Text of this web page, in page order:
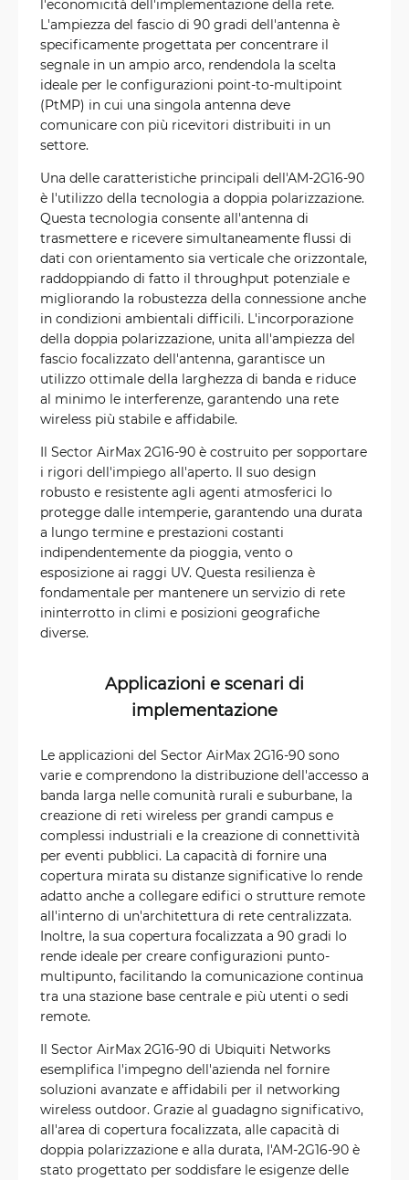
l'economicità dell'implementazione della rete.
L'ampiezza del fascio di 90 gradi dell'antenna è
specificamente progettata per concentrare il
segnale in un ampio arco, rendendola la scelta
ideale per le configurazioni point-to-multipoint
(PtMP) in cui una singola antenna deve
comunicare con più ricevitori distribuiti in un
settore.
Una delle caratteristiche principali dell'AM-2G16-90
è l'utilizzo della tecnologia a doppia polarizzazione.
Questa tecnologia consente all'antenna di
trasmettere e ricevere simultaneamente flussi di
dati con orientamento sia verticale che orizzontale,
raddoppiando di fatto il throughput potenziale e
migliorando la robustezza della connessione anche
in condizioni ambientali difficili. L'incorporazione
della doppia polarizzazione, unita all'ampiezza del
fascio focalizzato dell'antenna, garantisce un
utilizzo ottimale della larghezza di banda e riduce
al minimo le interferenze, garantendo una rete
wireless più stabile e affidabile.
Il Sector AirMax 2G16-90 è costruito per sopportare
i rigori dell'impiego all'aperto. Il suo design
robusto e resistente agli agenti atmosferici lo
protegge dalle intemperie, garantendo una durata
a lungo termine e prestazioni costanti
indipendentemente da pioggia, vento o
esposizione ai raggi UV. Questa resilienza è
fondamentale per mantenere un servizio di rete
ininterrotto in climi e posizioni geografiche
diverse.
Applicazioni e scenari di
implementazione
Le applicazioni del Sector AirMax 2G16-90 sono
varie e comprendono la distribuzione dell'accesso a
banda larga nelle comunità rurali e suburbane, la
creazione di reti wireless per grandi campus e
complessi industriali e la creazione di connettività
per eventi pubblici. La capacità di fornire una
copertura mirata su distanze significative lo rende
adatto anche a collegare edifici o strutture remote
all'interno di un'architettura di rete centralizzata.
Inoltre, la sua copertura focalizzata a 90 gradi lo
rende ideale per creare configurazioni punto-
multipunto, facilitando la comunicazione continua
tra una stazione base centrale e più utenti o sedi
remote.
Il Sector AirMax 2G16-90 di Ubiquiti Networks
esemplifica l'impegno dell'azienda nel fornire
soluzioni avanzate e affidabili per il networking
wireless outdoor. Grazie al guadagno significativo,
all'area di copertura focalizzata, alle capacità di
doppia polarizzazione e alla durata, l'AM-2G16-90 è
stato progettato per soddisfare le esigenze delle